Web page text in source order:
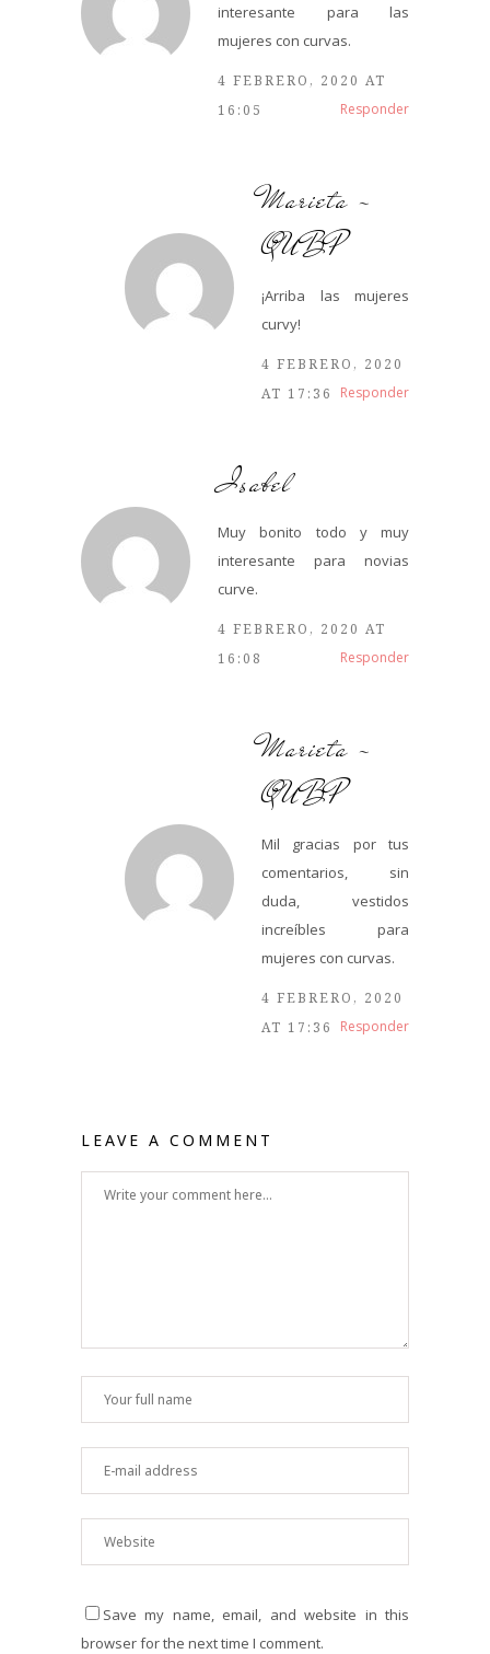
interesante para las
mujeres con curvas.
4 FEBRERO, 2020 AT
16:05
Responder
Marieta -
QUBP
¡Arriba las mujeres
curvy!
4 FEBRERO, 2020
AT 17:36
Responder
Isabel
Muy bonito todo y muy
interesante para novias
curve.
4 FEBRERO, 2020 AT
16:08
Responder
Marieta -
QUBP
Mil gracias por tus
comentarios, sin
duda, vestidos
increíbles para
mujeres con curvas.
4 FEBRERO, 2020
AT 17:36
Responder
LEAVE A COMMENT
Save my name, email, and website in this
browser for the next time I comment.